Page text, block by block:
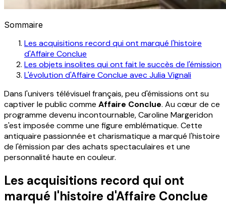
Sommaire
Les acquisitions record qui ont marqué l'histoire
d'Affaire Conclue
Les objets insolites qui ont fait le succès de l'émission
L'évolution d'Affaire Conclue avec Julia Vignali
Dans l'univers télévisuel français, peu d'émissions ont su
captiver le public comme Affaire Conclue. Au cœur de ce
programme devenu incontournable, Caroline Margeridon
s'est imposée comme une figure emblématique. Cette
antiquaire passionnée et charismatique a marqué l'histoire
de l'émission par des achats spectaculaires et une
personnalité haute en couleur.
Les acquisitions record qui ont
marqué l'histoire d'Affaire Conclue